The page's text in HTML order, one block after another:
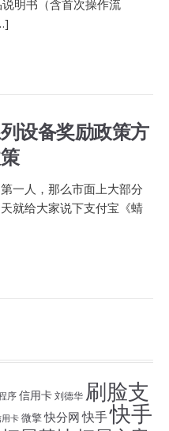
明书（含首次操作流
设备奖励政策方
一人，那么市面上大部分
就给大家说下支付宝《蜻
序信用卡刘德华 刷脸支
卡 微擎快分网 快手快手